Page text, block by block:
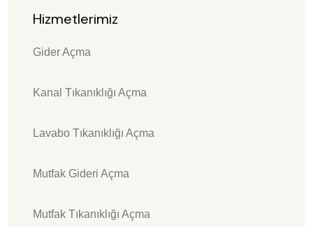
Hizmetlerimiz
Gider Açma
Kanal Tıkanıklığı Açma
Lavabo Tıkanıklığı Açma
Mutfak Gideri Açma
Mutfak Tıkanıklığı Açma